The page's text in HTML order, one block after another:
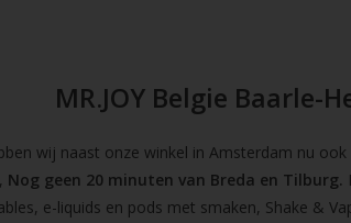
MR.JOY Belgie Baarle-
wij naast onze winkel in Amsterdam nu
Nog geen 20 minuten van Breda en Tilburg.
e-liquids en pods met smaken, Shake &